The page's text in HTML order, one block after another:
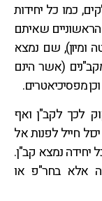
כמו כל יחידות
הראשוניים שאיתם
ומיון), שם נמצא
(אשר הינם
מפסיכיאטרים.
לכך לקב"ן ואף
חייל לפנות אל
יחידה נמצא קב"ן.
אלא בחר"פ או